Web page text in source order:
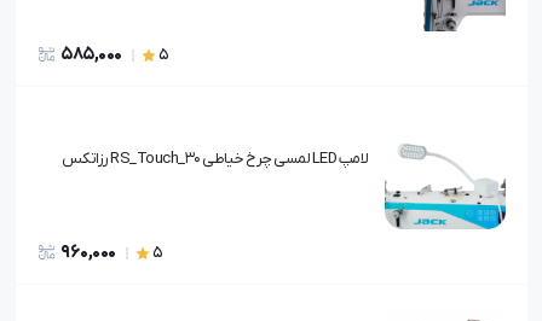
5
585,000
لامپ LED لمسی چرخ خیاطی RS_Touch_30 رزاتکس
5
960,000